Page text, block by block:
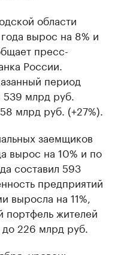
области
вырос на 8% и
пресс-
России.
период
млрд руб.
млрд руб. (+27%).
заемщиков
вырос на 10% и по
составил 593
предприятий
выросла на 11%,
портфель жителей
226 млрд руб.